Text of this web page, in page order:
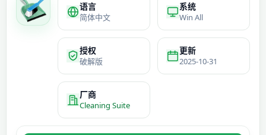
语言
简体中文
系统
Win All
授权
破解版
更新
2025-10-31
厂商
Cleaning Suite